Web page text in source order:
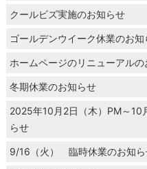
クールビズ実施のお知らせ
ゴールデンウイーク休業のお知
ホームページのリニューアルの
冬期休業のお知らせ
2025年10月2日（木）PM～
らせ
9/16（火） 臨時休業のお知ら